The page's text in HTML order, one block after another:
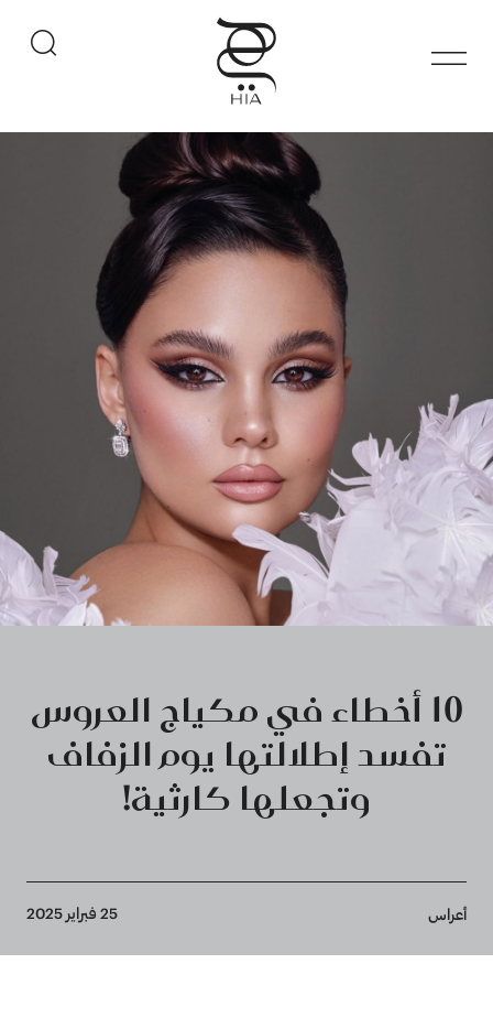
10 أخطاء في مكياج العروس
تفسد إطلالتها يوم الزفاف
وتجعلها كارثية!
Breadcrumb
أعراس 25 فبراير 2025